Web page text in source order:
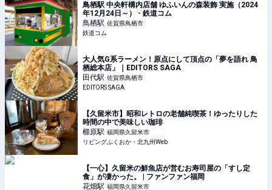
鳥栖駅 中央軒構内店舗 ゆふいんの森装飾 実施（2024
年12月24日～） - 鉄道コム
鳥栖駅 佐賀県鳥栖市
鉄道コム
大人気G系ラーメン！原点にして頂点の「夢を語れ 鳥
栖総本店」｜EDITORS SAGA
田代駅 佐賀県鳥栖市
EDITORS SAGA
【久留米市】昭和レトロの老舗純喫茶！ゆったりした
時間の中で美味しい珈琲
櫛原駅 福岡県久留米市
リビングふくおか・北九州Web
【一心】久留米の鮮魚店が営むお寿司屋の「すし定
食」が凄かった。 | ファンファン福岡
花畑駅 福岡県久留米市